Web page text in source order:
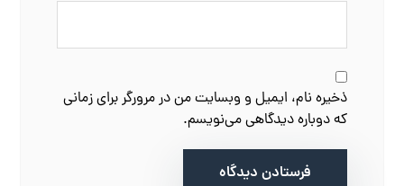
ذخیره نام، ایمیل و وبسایت من در مرورگر برای زمانی
که دوباره دیدگاهی می‌نویسم.
فرستادن دیدگاه